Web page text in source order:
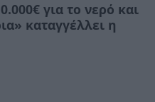
για το νερό και
καταγγέλλει η